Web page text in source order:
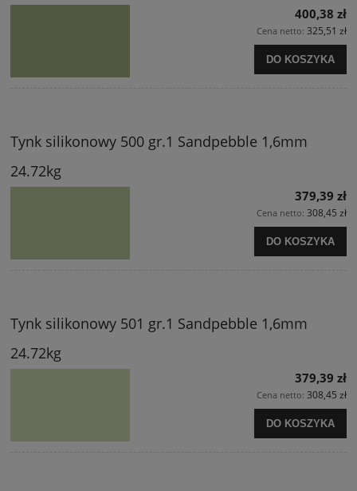
400,38 zł
Cena netto: 325,51 zł
DO KOSZYKA
Tynk silikonowy 500 gr.1 Sandpebble 1,6mm
24.72kg
379,39 zł
Cena netto: 308,45 zł
DO KOSZYKA
Tynk silikonowy 501 gr.1 Sandpebble 1,6mm
24.72kg
379,39 zł
Cena netto: 308,45 zł
DO KOSZYKA